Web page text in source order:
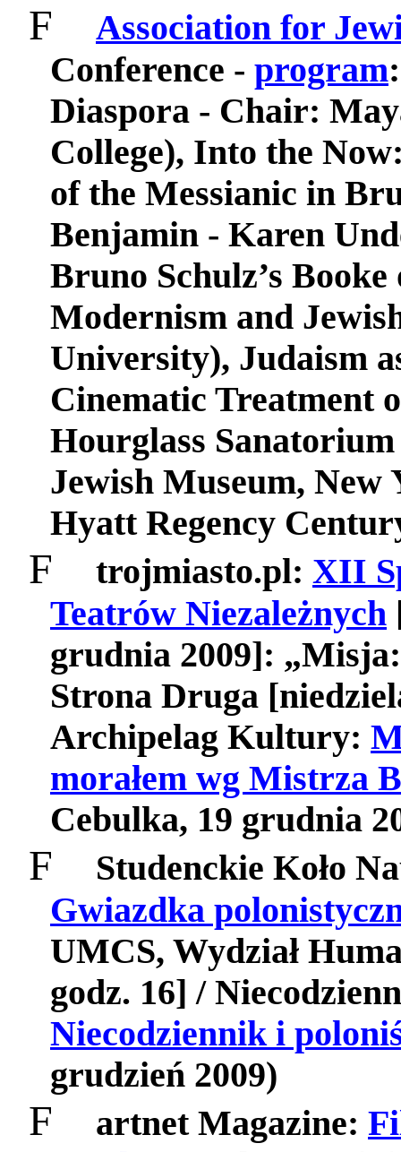
F
Association for
Conference - program
Diaspora - Chair:
College), Into the
of the Messianic in
Benjamin - Karen
Bruno Schulz’s
Modernism and
University), Judaism
Cinematic Treatment
Hourglass
Jewish Museum, New
Hyatt Regency
F trojmiasto.pl: XII
Teatrów Niezależnych
grudnia 2009]:
Strona Druga
Archipelag Kultury:
morałem wg Mistrza
Cebulka, 19 grudnia
F
Studenckie Koło
Gwiazdka
UMCS, Wydział
godz. 16] /
Niecodziennik i
grudzień 2009)
F artnet Magazine: